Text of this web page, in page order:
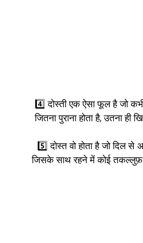
4️⃣ दोस्ती एक ऐसा फूल है जो
जितना पुराना होता है, उतना ही
5️⃣ दोस्त वो होता है जो दिल से
जिसके साथ रहने में कोई तकल्लुफ़